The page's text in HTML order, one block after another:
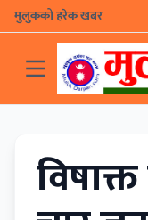
मुलुकको हरेक खबर